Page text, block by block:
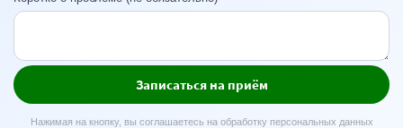
Записаться на приём
Нажимая на кнопку, вы соглашаетесь на обработку персональных данных